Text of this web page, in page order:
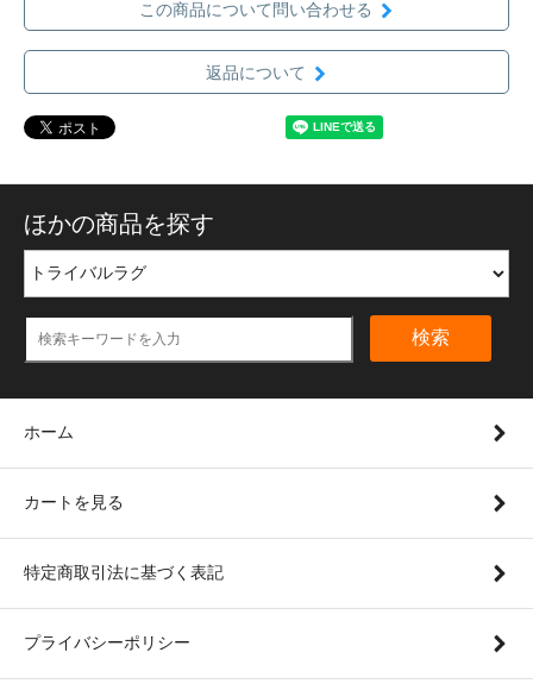
この商品について問い合わせる
返品について
ほかの商品を探す
検索
ホーム
カートを見る
特定商取引法に基づく表記
プライバシーポリシー